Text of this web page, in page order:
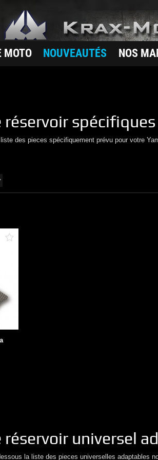
MOTO NOUVEAUTÉS NOS
réservoir
des pieces spécifiquement prévu pour votre
réservoir universel
la liste des pieces universelles adaptables